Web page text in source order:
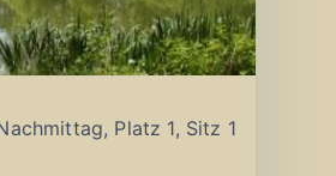
Platz 1, Sitz 1